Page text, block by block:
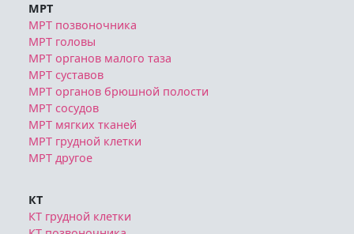
МРТ
МРТ позвоночника
МРТ головы
МРТ органов малого таза
МРТ суставов
МРТ органов брюшной полости
МРТ сосудов
МРТ мягких тканей
МРТ грудной клетки
МРТ другое
КТ
КТ грудной клетки